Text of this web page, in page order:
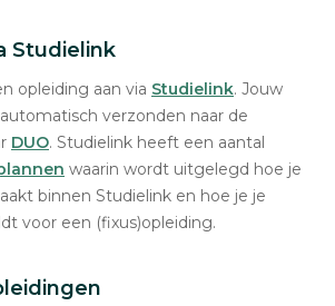
Studielink
opleiding aan via Studielink. Jouw
verzonden naar de
DUO. Studielink heeft een aantal
waarin wordt uitgelegd hoe je
binnen Studielink en hoe je je
voor een (fixus)opleiding.